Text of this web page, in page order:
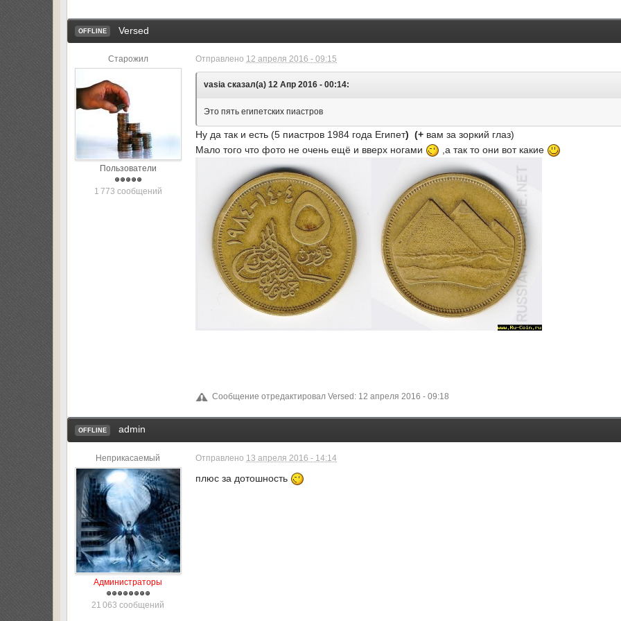
OFFLINE Versed
Старожил
Пользователи
1 773 сообщений
Отправлено 12 апреля 2016 - 09:15
vasia сказал(а) 12 Апр 2016 - 00:14:
Это пять египетских пиастров
Ну да так и есть (5 пиастров 1984 года Египет) (+ вам за зоркий глаз)
Мало того что фото не очень ещё и вверх ногами
,а так то они вот какие
Сообщение отредактировал Versed: 12 апреля 2016 - 09:18
OFFLINE admin
Неприкасаемый
Администраторы
21 063 сообщений
Отправлено 13 апреля 2016 - 14:14
плюс за дотошность